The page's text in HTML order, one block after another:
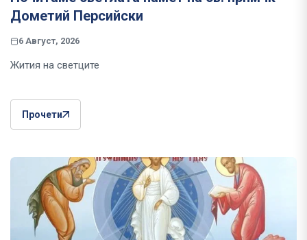
Дометий Персийски
6 Август, 2026
Жития на светците
Прочети